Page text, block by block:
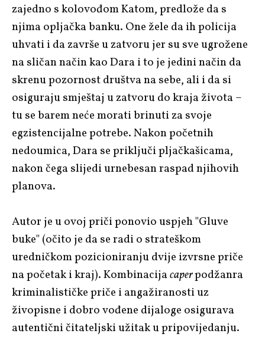
zajedno s kolovođom Katom, predlože da s
njima opljačka banku. One žele da ih policija
uhvati i da završe u zatvoru jer su sve ugrožene
na sličan način kao Dara i to je jedini način da
skrenu pozornost društva na sebe, ali i da si
osiguraju smještaj u zatvoru do kraja života –
tu se barem neće morati brinuti za svoje
egzistencijalne potrebe. Nakon početnih
nedoumica, Dara se priključi pljačkašicama,
nakon čega slijedi urnebesan raspad njihovih
planova.
Autor je u ovoj priči ponovio uspjeh "Gluve
buke" (očito je da se radi o strateškom
uredničkom pozicioniranju dvije izvrsne priče
na početak i kraj). Kombinacijacaperpodžanra
kriminalističke priče i angažiranosti uz
živopisne i dobro vođene dijaloge osigurava
autentični čitateljski užitak u pripovijedanju.